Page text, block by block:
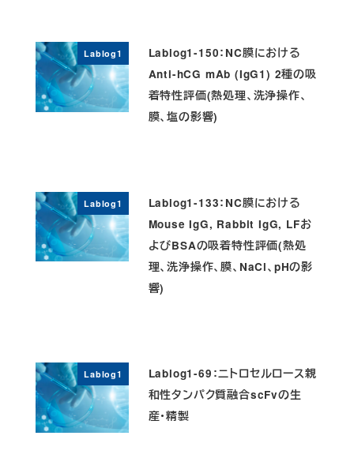
Lablog1
Lablog1-150：NC膜における
Anti-hCG mAb (IgG1) 2種の吸
着特性評価(熱処理、洗浄操作、
膜、塩の影響)
Lablog1
Lablog1-133：NC膜における
Mouse IgG, Rabbit IgG, LFお
よびBSAの吸着特性評価(熱処
理、洗浄操作、膜、NaCl、pHの影
響)
Lablog1
Lablog1-69：ニトロセルロース親
和性タンパク質融合scFvの生
産・精製